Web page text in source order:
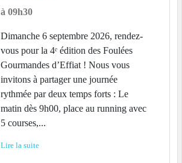
à 09h30
Dimanche 6 septembre 2026, rendez-
vous pour la 4ᵉ édition des Foulées
Gourmandes d’Effiat ! Nous vous
invitons à partager une journée
rythmée par deux temps forts : Le
matin dès 9h00, place au running avec
5 courses,...
Lire la suite